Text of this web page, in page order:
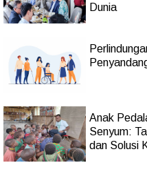
Dunia
Anak
Senyum:
dan Solusi